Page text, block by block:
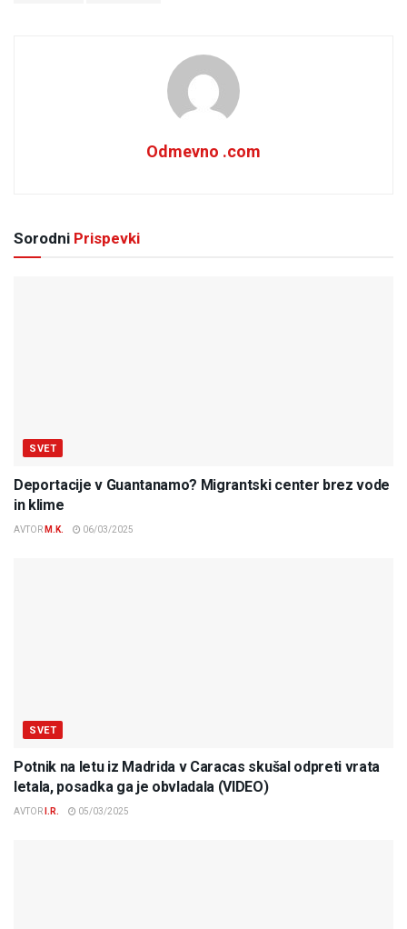
Odmevno .com
Sorodni Prispevki
SVET
Deportacije v Guantanamo? Migrantski center brez vode
in klime
AVTOR M.K. 06/03/2025
SVET
Potnik na letu iz Madrida v Caracas skušal odpreti vrata
letala, posadka ga je obvladala (VIDEO)
AVTOR I.R. 05/03/2025